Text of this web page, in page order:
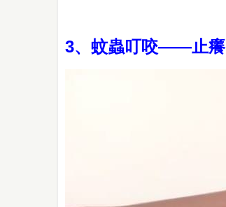
3、蚊蟲叮咬——止癢